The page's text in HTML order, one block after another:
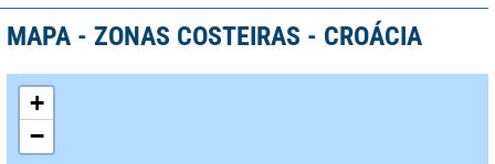
MAPA - ZONAS COSTEIRAS - CROÁCIA
+
−